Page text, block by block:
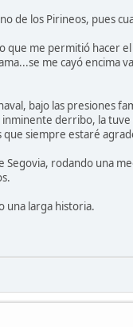
de los Pirineos, pues
que me permitió hacer
me cayó encima
bajo las presiones
derribo, la
siempre estaré
rodando una
una larga historia.